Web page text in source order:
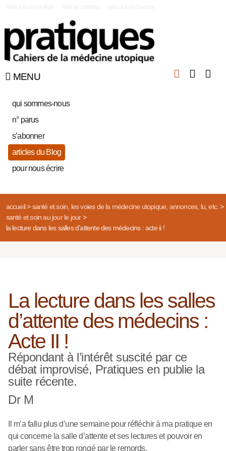
MENU
qui sommes-nous
n° parus
s’abonner
articles du Blog
pour nous écrire
accueil> santé et soin, les voies de la médecine utopique, annonces, lu, etc.>
santé et soin au jour le jour>
la lecture dans les salles d’attente des médecins : acte ii !
La lecture dans les salles
d’attente des médecins :
Acte II !
Répondant à l’intérêt suscité par ce
débat improvisé, Pratiques en publie la
suite récente.
Dr M
Il m’a fallu plus d’une semaine pour réfléchir à ma pratique en
qui concerne la salle d’attente et ses lectures et pouvoir en
parler sans être trop rongé par le remords.